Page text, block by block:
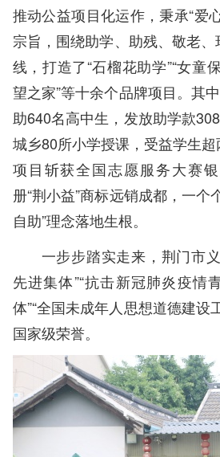
推动公益项目化运作，秉承“爱
宗旨，围绕助学、助残、敬老
线，打造了“石榴花助学”“女童
望之家”等十余个品牌项目。其
助640名高中生，发放助学款
城乡80所小学授课，受益学生
项目斩获全国志愿服务大赛
册“荆小益”商标远销成都，一个
自助”理念落地生根。
一步步踏实走来，荆门市
先进集体”“抗击新冠肺炎疫情
体”“全国未成年人思想道德建设
国家级荣誉。